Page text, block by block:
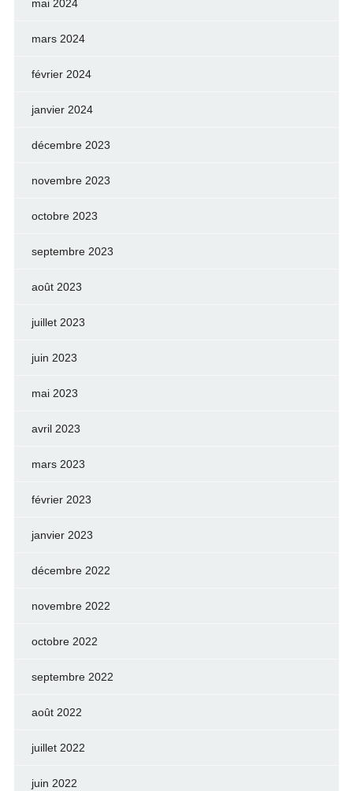
mai 2024
mars 2024
février 2024
janvier 2024
décembre 2023
novembre 2023
octobre 2023
septembre 2023
août 2023
juillet 2023
juin 2023
mai 2023
avril 2023
mars 2023
février 2023
janvier 2023
décembre 2022
novembre 2022
octobre 2022
septembre 2022
août 2022
juillet 2022
juin 2022